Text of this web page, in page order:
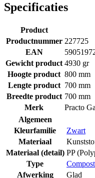
Specificaties
Product
Productnummer 227725
EAN
Gewicht product 4930 gr
Hoogte product 800 mm
Lengte product 700 mm
Breedte product 700 mm
Merk
Practo
Algemeen
Kleurfamilie
Zwart
Materiaal
Materiaal (detail) PP
Type
Afwerking
Glad